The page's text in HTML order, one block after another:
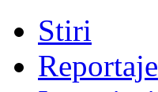
Stiri
Reportaje